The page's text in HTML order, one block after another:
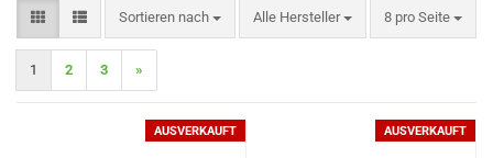
Sortieren nach
Sortieren nach Alle Hersteller 8 pro Seite
pro Seite
1 2 3 »
AUSVERKAUFT AUSVERKAUFT